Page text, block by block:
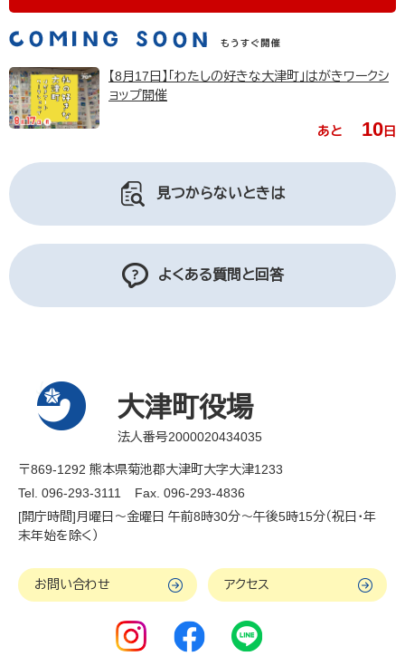
【8月17日】「わたしの好きな大津町」はがきワークシ
ョップ開催
あと 10日
見つからないときは
よくある質問と回答
大津町役場
法人番号2000020434035
〒869-1292 熊本県菊池郡大津町大字大津1233
Tel. 096-293-3111
Fax. 096-293-4836
[開庁時間]月曜日～金曜日 午前8時30分～午後5時15分（祝日・年
末年始を除く）
お問い合わせ アクセス